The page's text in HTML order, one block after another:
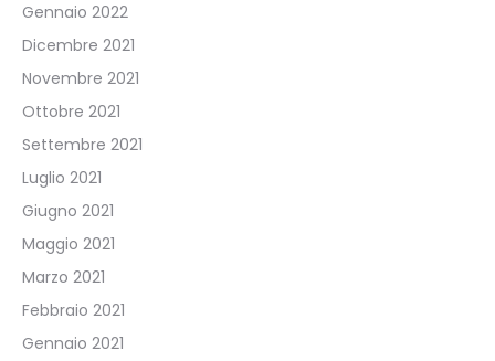
Gennaio 2022
Dicembre 2021
Novembre 2021
Ottobre 2021
Settembre 2021
Luglio 2021
Giugno 2021
Maggio 2021
Marzo 2021
Febbraio 2021
Gennaio 2021